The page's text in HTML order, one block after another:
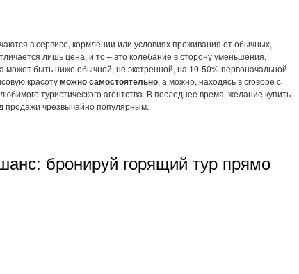
в сервисе, кормлении или условиях проживания от обычных,
лишь цена, и то – это колебание в сторону уменьшения,
может быть ниже обычной, не экстренной, на 10-50% первоначальной
красотуможно самостоятельно, а можно, находясь в сговоре с
туристического агентства. В последнее время, желание купить
продажи чрезвычайно популярным.
бронируй горящий тур прямо